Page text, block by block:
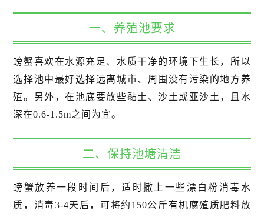
一、养殖池要求
螃蟹喜欢在水源充足、水质干净的环境下生长，所以
选择池中最好选择远离城市、周围没有污染的地方养
殖。另外，在池底要放些黏土、沙土或亚沙土，且水
深在0.6-1.5m之间为宜。
二、保持池塘清洁
螃蟹放养一段时间后，适时撒上一些漂白粉消毒水
质，消毒3-4天后，可将约150公斤有机腐殖质肥料放